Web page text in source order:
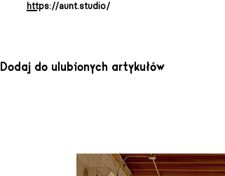
https://aunt.studio/
Dodaj do ulubionych artykułów